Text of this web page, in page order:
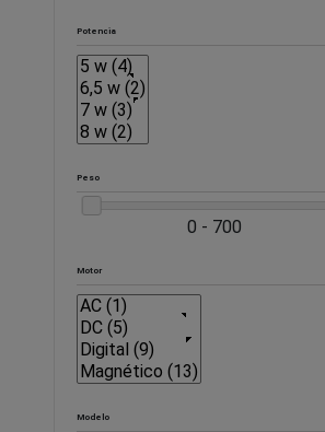
Potencia
Peso
0 - 700
Motor
Modelo